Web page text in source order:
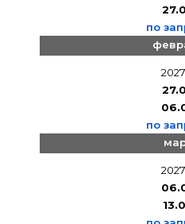
по
по